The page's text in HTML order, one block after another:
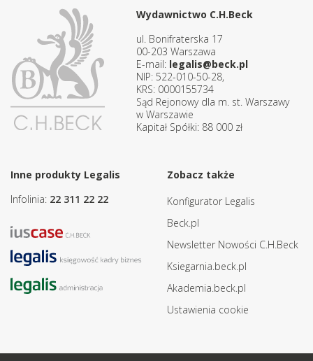
Wydawnictwo C.H.Beck
ul. Bonifraterska 17
00-203 Warszawa
E-mail: legalis@beck.pl
NIP: 522-010-50-28,
KRS: 0000155734
Sąd Rejonowy dla m. st. Warszawy
w Warszawie
Kapitał Spółki: 88 000 zł
Inne produkty Legalis
Infolinia: 22 311 22 22
Zobacz także
Konfigurator Legalis
Beck.pl
Newsletter Nowości C.H.Beck
Ksiegarnia.beck.pl
Akademia.beck.pl
Ustawienia cookie